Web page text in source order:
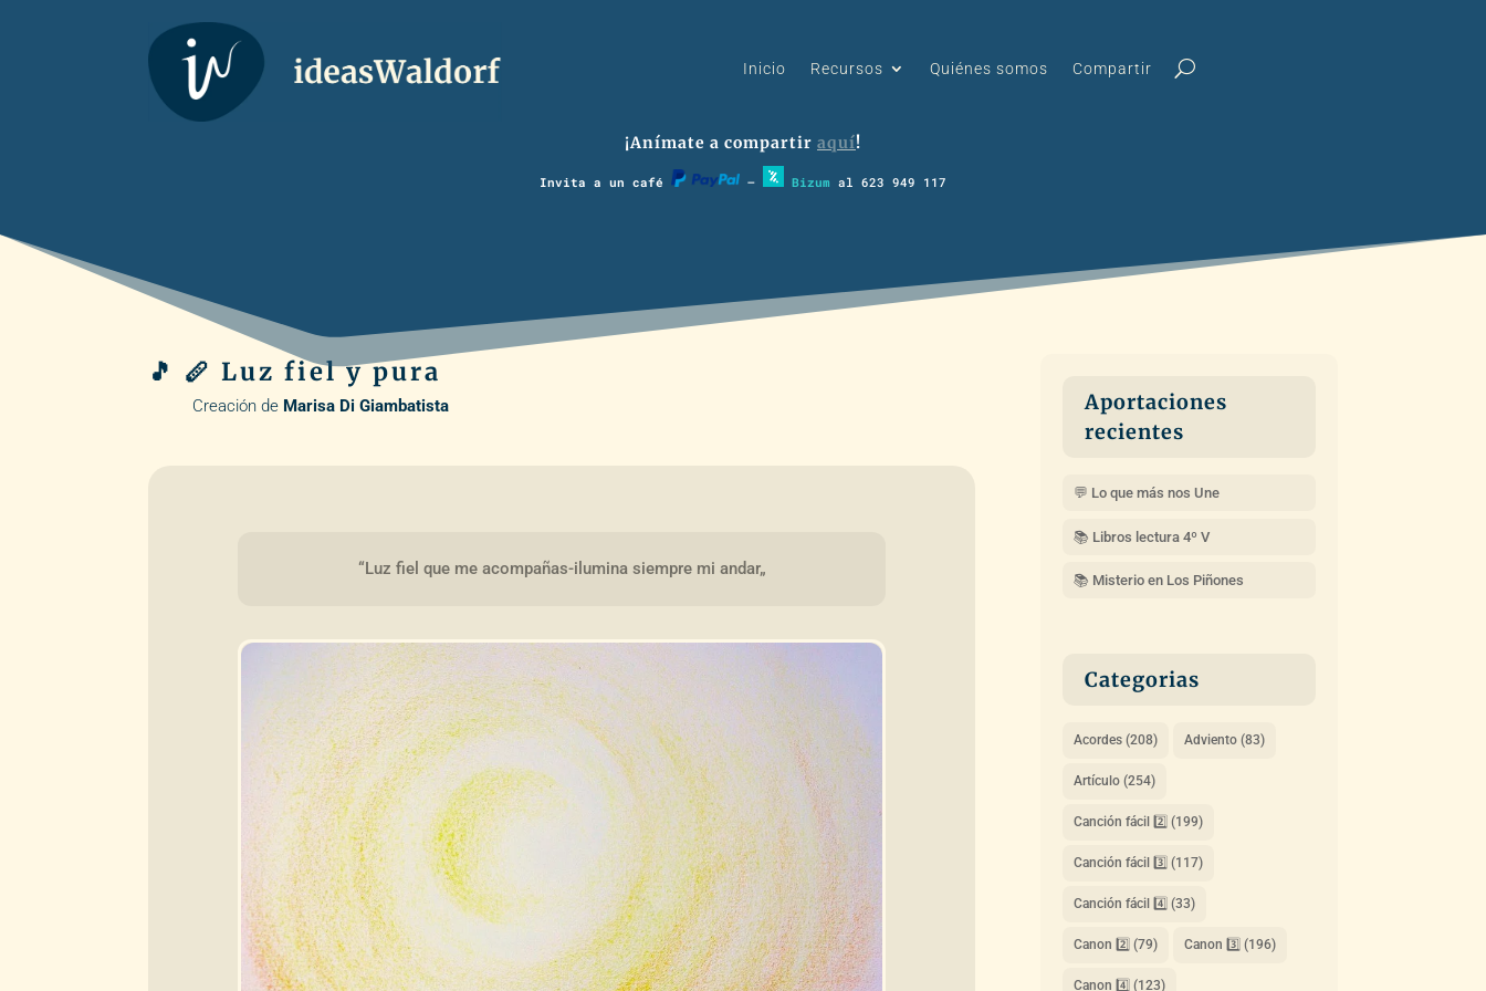
Inicio Recursos Quiénes somos Compartir
¡Anímate a compartir aquí!
Invita a un café – Bizum al 623 949 117
🎵 🪈 Luz fiel y pura
Creación de Marisa Di Giambatista
“Luz fiel que me acompañas-ilumina siempre mi andar„
Aportaciones
recientes
💬 Lo que más nos Une
📚 Libros lectura 4º V
📚 Misterio en Los Piñones
Categorias
Acordes(208) Adviento(83)
Artículo(254)
Canción fácil 2️⃣ (199)
Canción fácil 3️⃣ (117)
Canción fácil 4️⃣ (33)
Canon 2️⃣ (79) Canon 3️⃣ (196)
Canon 4️⃣ (123)